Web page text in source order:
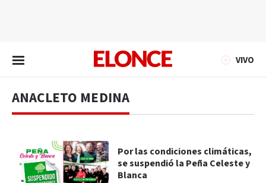
VIVO
ANACLETO MEDINA
Por las condiciones climáticas,
se suspendió la Peña Celeste y
Blanca